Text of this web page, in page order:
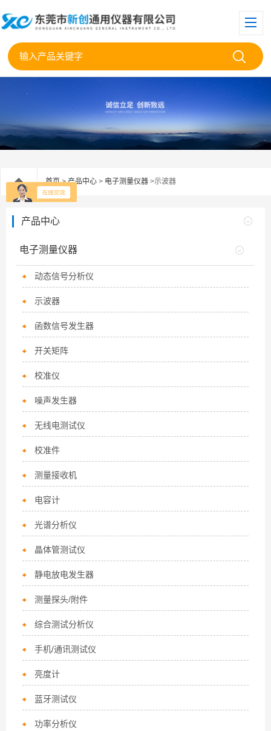
首页>产品中心 > 电子测量仪器 >示波器
产品中心
电子测量仪器
动态信号分析仪
示波器
函数信号发生器
开关矩阵
校准仪
噪声发生器
无线电测试仪
校准件
测量接收机
电容计
光谱分析仪
晶体管测试仪
静电放电发生器
测量探头/附件
综合测试分析仪
手机/通讯测试仪
亮度计
蓝牙测试仪
功率分析仪